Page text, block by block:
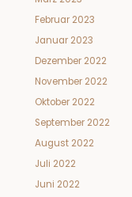
Februar 2023
Januar 2023
Dezember 2022
November 2022
Oktober 2022
September 2022
August 2022
Juli 2022
Juni 2022